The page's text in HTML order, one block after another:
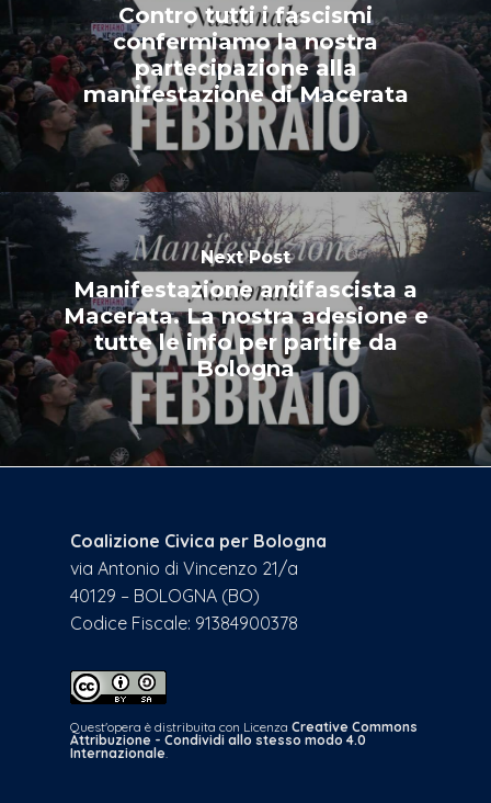
Contro tutti i fascismi
confermiamo la nostra
partecipazione alla
manifestazione di Macerata
Next Post
Manifestazione antifascista a
Macerata. La nostra adesione e
tutte le info per partire da
Bologna
Coalizione Civica per Bologna
via Antonio di Vincenzo 21/a
40129 – BOLOGNA (BO)
Codice Fiscale: 91384900378
Quest'opera è distribuita con Licenza Creative Commons
Attribuzione - Condividi allo stesso modo 4.0
Internazionale.